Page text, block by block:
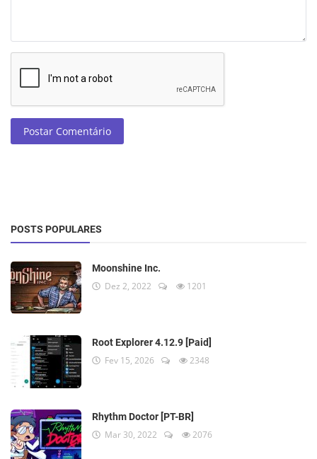
Postar Comentário
POSTS POPULARES
Moonshine Inc.
Dez 2, 2022 1201
Root Explorer 4.12.9 [Paid]
Fev 15, 2026 2348
Rhythm Doctor [PT-BR]
Mar 30, 2022 2076